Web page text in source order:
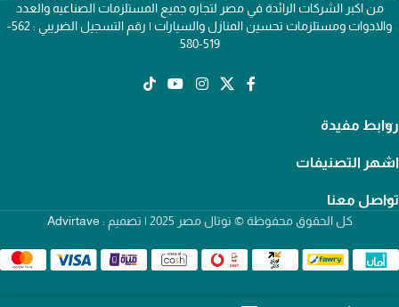
من اكبر الشركات الرائدة في مصر لتجاره جميع المستلزمات الصناعيه والعدد
والادوات ومستلزمات تحسين المنازل والسيارات | رقم التسجيل الضريبي : 562-
519-580
روابط مفيدة
اشهر التصنيفات
تواصل معنا
كل الحقوق محفوظة © توتال مصر 2025 | تصميم : Advirtave